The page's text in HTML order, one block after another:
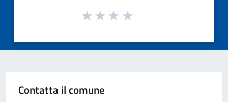
Contatta il comune